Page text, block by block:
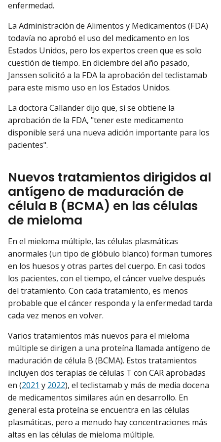
enfermedad.
La Administración de Alimentos y Medicamentos (FDA)
todavía no aprobó el uso del medicamento en los
Estados Unidos, pero los expertos creen que es solo
cuestión de tiempo. En diciembre del año pasado,
Janssen solicitó a la FDA la aprobación del teclistamab
para este mismo uso en los Estados Unidos.
La doctora Callander dijo que, si se obtiene la
aprobación de la FDA, "tener este medicamento
disponible será una nueva adición importante para los
pacientes".
Nuevos tratamientos dirigidos al
antígeno de maduración de
célula B (BCMA) en las células
de mieloma
En el mieloma múltiple, las células plasmáticas
anormales (un tipo de glóbulo blanco) forman tumores
en los huesos y otras partes del cuerpo. En casi todos
los pacientes, con el tiempo, el cáncer vuelve después
del tratamiento. Con cada tratamiento, es menos
probable que el cáncer responda y la enfermedad tarda
cada vez menos en volver.
Varios tratamientos más nuevos para el mieloma
múltiple se dirigen a una proteína llamada antígeno de
maduración de célula B (BCMA). Estos tratamientos
incluyen dos terapias de células T con CAR aprobadas
en (2021 y 2022), el teclistamab y más de media docena
de medicamentos similares aún en desarrollo. En
general esta proteína se encuentra en las células
plasmáticas, pero a menudo hay concentraciones más
altas en las células de mieloma múltiple.